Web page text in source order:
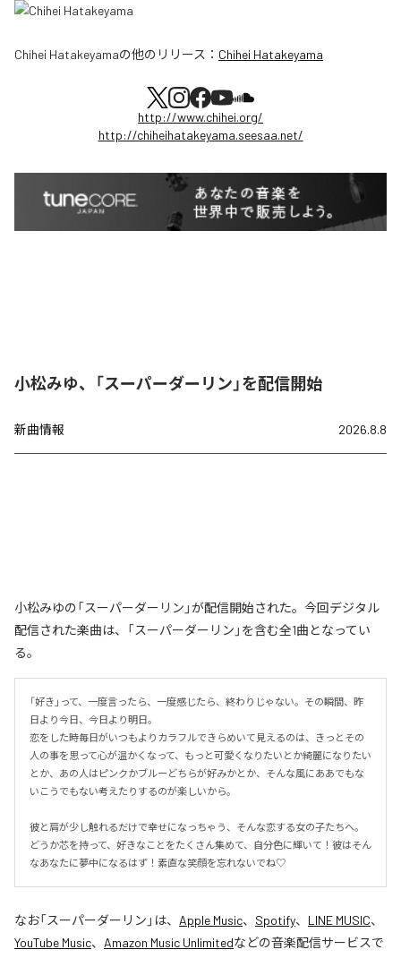
Chihei Hatakeyamaの他のリリース： Chihei Hatakeyama
http://www.chihei.org/
http://chiheihatakeyama.seesaa.net/
小松みゆ、「スーパーダーリン」を配信開始
新曲情報 2026.8.8
小松みゆの「スーパーダーリン」が配信開始された。今回デジタル
配信された楽曲は、「スーパーダーリン」を含む全1曲となってい
る。
「好き」って、一度言ったら、一度感じたら、終わりじゃない。その瞬間、昨
日より今日、今日より明日。
恋をした時毎日がいつもよりカラフルできらめいて見えるのは、きっとその
人の事を思って心が温かくなって、もっと可愛くなりたいとか綺麗になりたい
とか、あの人はピンクかブルーどちらが好みかとか、そんな風にああでもな
いこうでもない考えたりするのが楽しいから。
彼と肩が少し触れるだけで幸せになっちゃう、そんな恋する女の子たちへ。
どうか芯を持って、好きなことをたくさん集めて、自分色に輝いて！彼はそん
なあなたに夢中になるはず！素直な笑顔を忘れないでね♡
なお「スーパーダーリン 」は、 Apple Music、 Spotify、 LINE MUSIC、
YouTube Music、 Amazon Music Unlimitedなどの音楽配信サービスで